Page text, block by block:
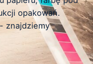
opakowań.
znajdziemy